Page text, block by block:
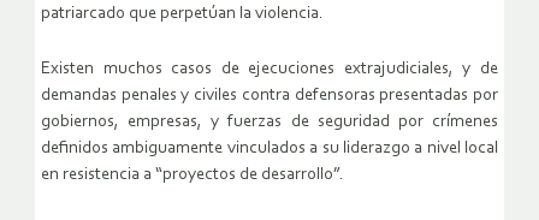
patriarcado que perpetúan la violencia.
Existen muchos casos de ejecuciones extrajudiciales, y de
demandas penales y civiles contra defensoras presentadas por
gobiernos, empresas, y fuerzas de seguridad por crímenes
definidos ambiguamente vinculados a su liderazgo a nivel local
en resistencia a “proyectos de desarrollo”.